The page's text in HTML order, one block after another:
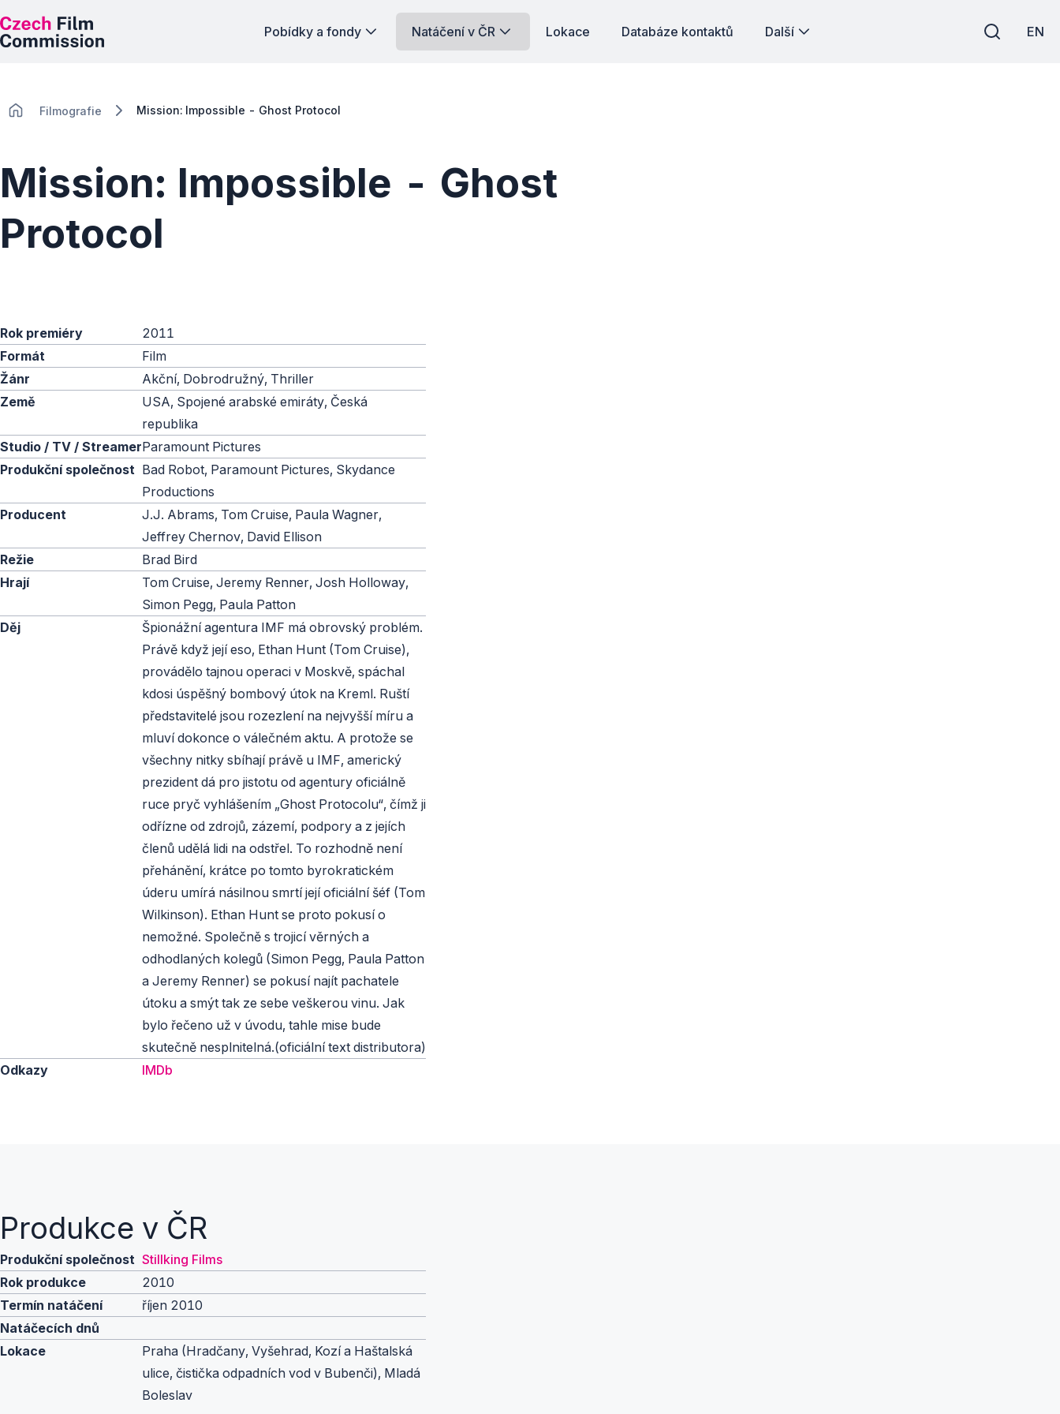
Pobídky a fondy Natáčení v ČR Lokace Databáze kontaktů Další EN
Filmografie Mission: Impossible - Ghost Protocol
Mission: Impossible - Ghost
Protocol
Rok premiéry
2011
Formát
Film
Žánr
Akční, Dobrodružný, Thriller
Země
USA, Spojené arabské emiráty, Česká
republika
Studio / TV / StreamerParamount Pictures
Produkční společnost Bad Robot, Paramount Pictures, Skydance
Productions
Producent
J.J. Abrams, Tom Cruise, Paula Wagner,
Jeffrey Chernov, David Ellison
Režie
Brad Bird
Hrají
Tom Cruise, Jeremy Renner, Josh Holloway,
Simon Pegg, Paula Patton
Děj
Špionážní agentura IMF má obrovský problém.
Právě když její eso, Ethan Hunt (Tom Cruise),
provádělo tajnou operaci v Moskvě, spáchal
kdosi úspěšný bombový útok na Kreml. Ruští
představitelé jsou rozezlení na nejvyšší míru a
mluví dokonce o válečném aktu. A protože se
všechny nitky sbíhají právě u IMF, americký
prezident dá pro jistotu od agentury oficiálně
ruce pryč vyhlášením „Ghost Protocolu“, čímž ji
odřízne od zdrojů, zázemí, podpory a z jejích
členů udělá lidi na odstřel. To rozhodně není
přehánění, krátce po tomto byrokratickém
úderu umírá násilnou smrtí její oficiální šéf (Tom
Wilkinson). Ethan Hunt se proto pokusí o
nemožné. Společně s trojicí věrných a
odhodlaných kolegů (Simon Pegg, Paula Patton
a Jeremy Renner) se pokusí najít pachatele
útoku a smýt tak ze sebe veškerou vinu. Jak
bylo řečeno už v úvodu, tahle mise bude
skutečně nesplnitelná.(oficiální text distributora)
Odkazy
IMDb
Produkce v ČR
Produkční společnost Stillking Films
Rok produkce
2010
Termín natáčení
říjen 2010
Natáčecích dnů
Lokace
Praha (Hradčany, Vyšehrad, Kozí a Haštalská
ulice, čistička odpadních vod v Bubenči), Mladá
Boleslav